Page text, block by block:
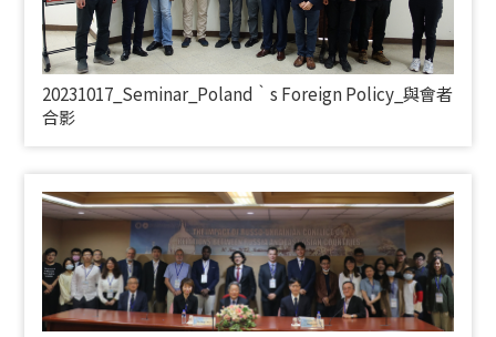
20231017_ Seminar_Poland‵s Foreign Policy_與會者
合影